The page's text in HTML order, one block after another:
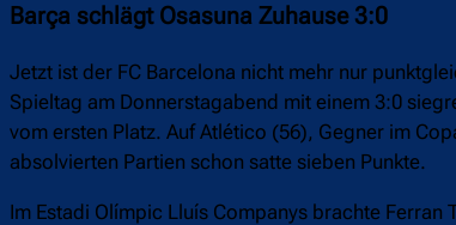
Barça schlägt Osasuna Zuhause 3:0
Jetzt ist der FC Barcelona nicht mehr nur
Spieltag am Donnerstagabend mit einem 3:0
vom ersten Platz. Auf Atlético (56), Gegner im
absolvierten Partien schon satte sieben Punkte.
Im Estadi Olímpic Lluís Companys brachte